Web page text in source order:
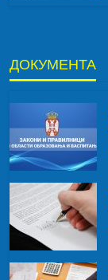
ДОКУМЕНТА